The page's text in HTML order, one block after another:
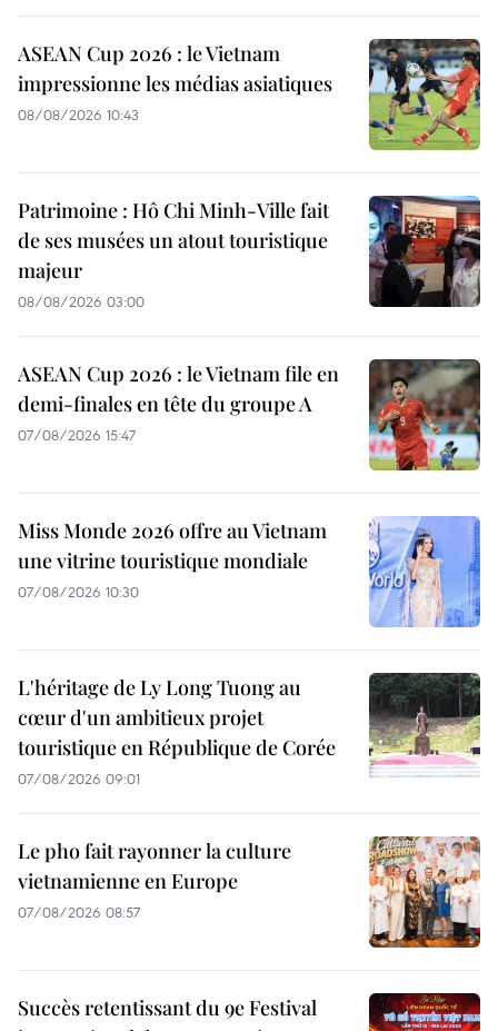
ASEAN Cup 2026 : le Vietnam
impressionne les médias asiatiques
08/08/2026 10:43
Patrimoine : Hô Chi Minh-Ville fait
de ses musées un atout touristique
majeur
08/08/2026 03:00
ASEAN Cup 2026 : le Vietnam file en
demi-finales en tête du groupe A
07/08/2026 15:47
Miss Monde 2026 offre au Vietnam
une vitrine touristique mondiale
07/08/2026 10:30
L'héritage de Ly Long Tuong au
cœur d'un ambitieux projet
touristique en République de Corée
07/08/2026 09:01
Le pho fait rayonner la culture
vietnamienne en Europe
07/08/2026 08:57
Succès retentissant du 9e Festival